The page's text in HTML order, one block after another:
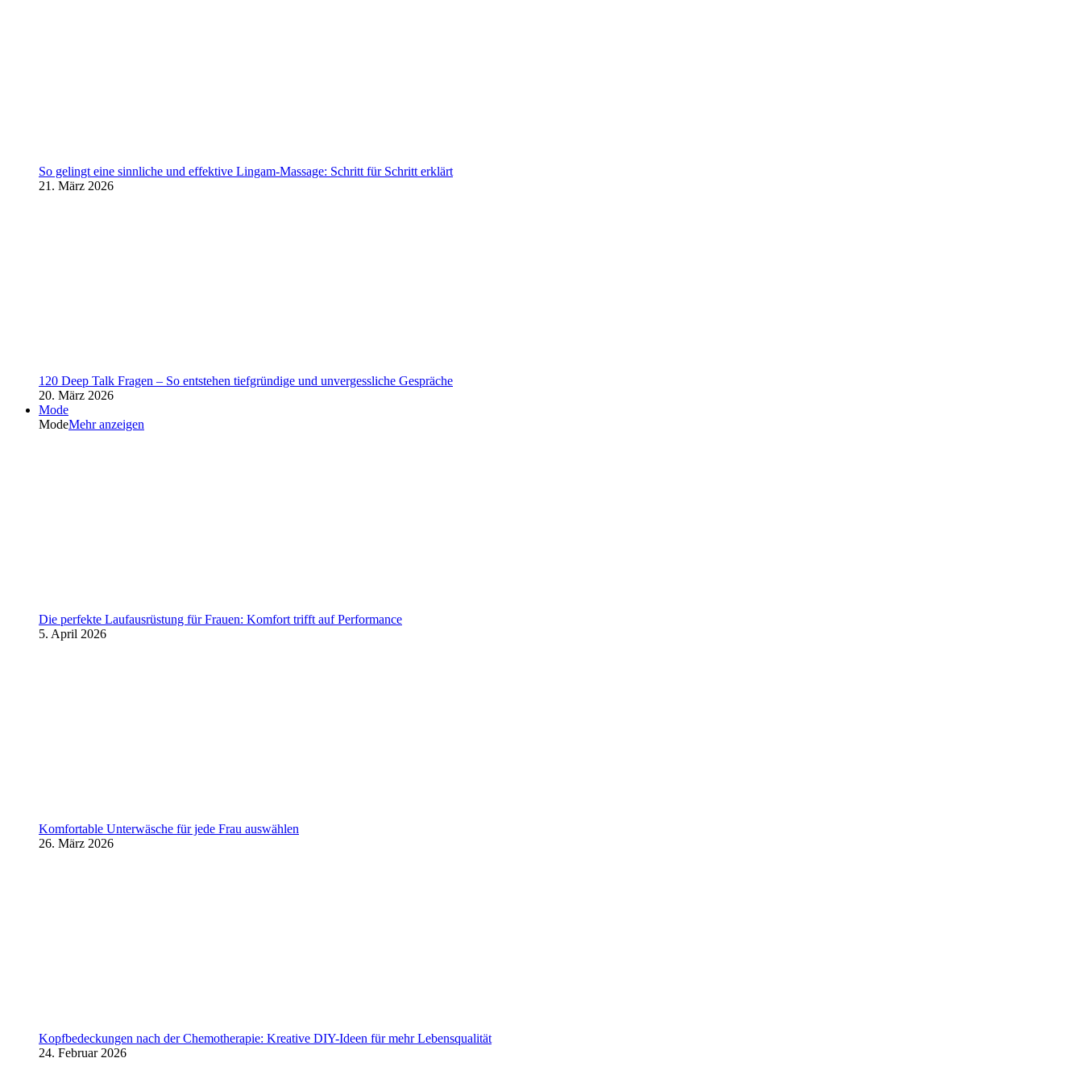
So gelingt eine sinnliche und effektive Lingam-Massage: Schritt für Schritt erklärt
21. März 2026
120 Deep Talk Fragen – So entstehen tiefgründige und unvergessliche Gespräche
20. März 2026
Mode
ModeMehr anzeigen
Die perfekte Laufausrüstung für Frauen: Komfort trifft auf Performance
5. April 2026
Komfortable Unterwäsche für jede Frau auswählen
26. März 2026
Kopfbedeckungen nach der Chemotherapie: Kreative DIY-Ideen für mehr Lebensqualität
24. Februar 2026